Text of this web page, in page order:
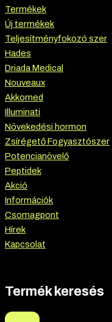
Termékek
Új termékek
Teljesítményfokozó szer
Hades
Driada Medical
Nouveaux
Akkomed
Illuminati
Növekedési hormon
Zsírégető Fogyasztószer
Potencianövelő
Peptidek
Akció
Információk
Csomagpont
Hírek
Kapcsolat
Termék keresés